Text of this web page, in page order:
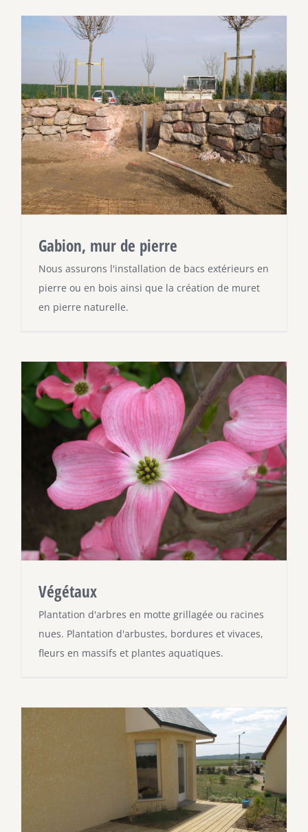
Gabion, mur de pierre
Nous assurons l'installation de bacs extérieurs en
pierre ou en bois ainsi que la création de muret
en pierre naturelle.
Végétaux
Plantation d'arbres en motte grillagée ou racines
nues. Plantation d'arbustes, bordures et vivaces,
fleurs en massifs et plantes aquatiques.